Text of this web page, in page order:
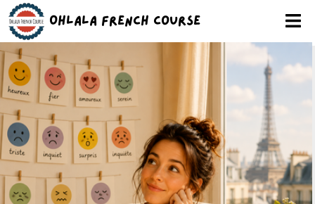
Ohlala French Course